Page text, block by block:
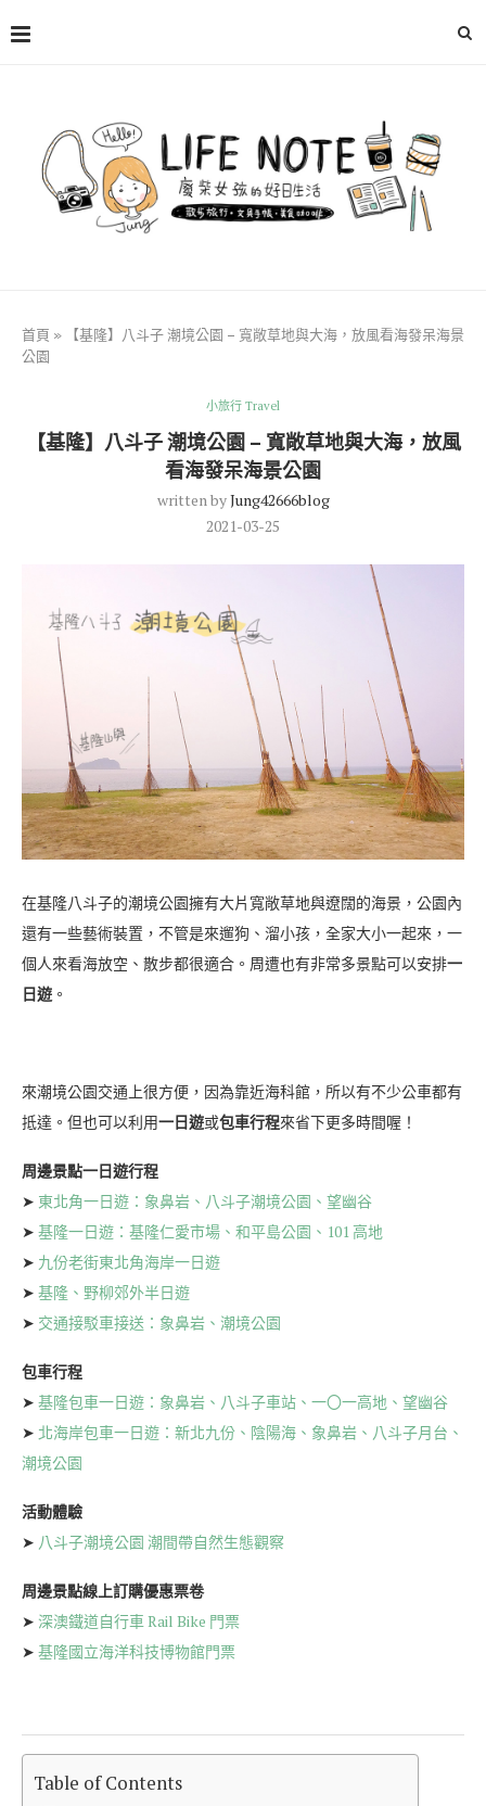
首頁 »
【基隆】八斗子 潮境公園 – 寬敞草地與大海，放風看海發呆海景
公園
小旅行 Travel
【基隆】八斗子 潮境公園 – 寬敞草地與大海，放風
看海發呆海景公園
written byJung42666blog
2021-03-25
在基隆八斗子的潮境公園擁有大片寬敞草地與遼闊的海景，公園內
還有一些藝術裝置，不管是來遛狗、溜小孩，全家大小一起來，一
個人來看海放空、散步都很適合。周遭也有非常多景點可以安排一
日遊 。
來潮境公園交通上很方便，因為靠近海科館，所以有不少公車都有
抵達。但也可以利用一日遊或包車行程來省下更多時間喔！
周邊景點一日遊行程
➤ 東北角一日遊：象鼻岩、八斗子潮境公園、望幽谷
➤ 基隆一日遊：基隆仁愛市場、和平島公園、101 高地
➤ 九份老街東北角海岸一日遊
➤ 基隆、野柳郊外半日遊
➤ 交通接駁車接送：象鼻岩、潮境公園
包車行程
➤ 基隆包車一日遊：象鼻岩、八斗子車站、一〇一高地、望幽谷
➤ 北海岸包車一日遊：新北九份、陰陽海、象鼻岩、八斗子月台、
潮境公園
活動體驗
➤ 八斗子潮境公園 潮間帶自然生態觀察
周邊景點線上訂購優惠票卷
➤ 深澳鐵道自行車 Rail Bike 門票
➤ 基隆國立海洋科技博物館門票
Table of Contents